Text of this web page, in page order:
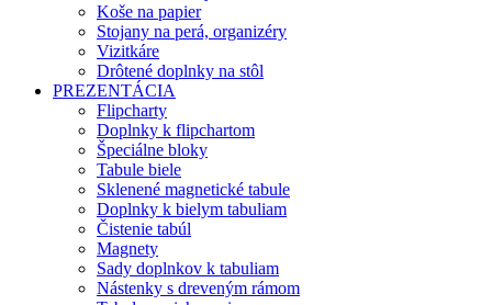
Koše na papier
Stojany na perá, organizéry
Vizitkáre
Drôtené doplnky na stôl
PREZENTÁCIA
Flipcharty
Doplnky k flipchartom
Špeciálne bloky
Tabule biele
Sklenené magnetické tabule
Doplnky k bielym tabuliam
Čistenie tabúl
Magnety
Sady doplnkov k tabuliam
Nástenky s dreveným rámom